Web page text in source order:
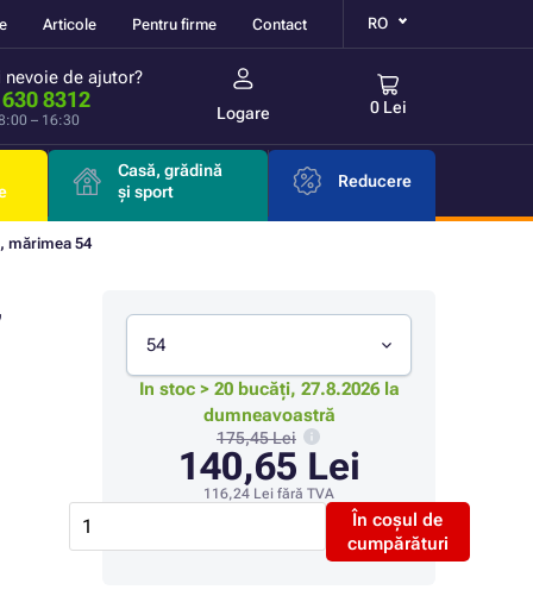
Articole Pentru firme Contact RO
nevoie de ajutor?
8312
– 16:30 Logare 0 Lei
Casă, grădină
și sport
Reducere
mărimea 54
54
In stoc > 20 bucăți, 27.8.2026 la
dumneavoastră
175,45 Lei
140,65 Lei
116,24 Lei fără TVA
În coșul de
cumpărături